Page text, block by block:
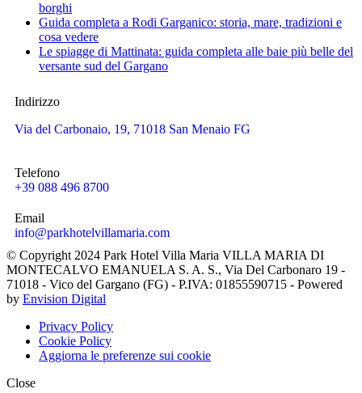
borghi
Guida completa a Rodi Garganico: storia, mare, tradizioni e
cosa vedere
Le spiagge di Mattinata: guida completa alle baie più belle del
versante sud del Gargano
Indirizzo
Via del Carbonaio, 19, 71018 San Menaio FG
Telefono
+39 088 496 8700
Email
info@parkhotelvillamaria.com
© Copyright 2024 Park Hotel Villa Maria VILLA MARIA DI
MONTECALVO EMANUELA S. A. S., Via Del Carbonaro 19 -
71018 - Vico del Gargano (FG) - P.IVA: 01855590715 - Powered
by Envision Digital
Privacy Policy
Cookie Policy
Aggiorna le preferenze sui cookie
Close